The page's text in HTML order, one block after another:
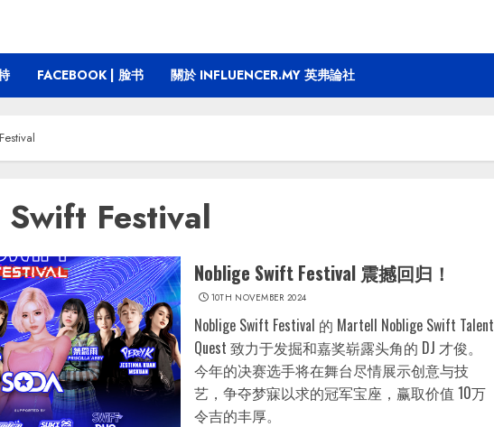
FACEBOOK | 脸书 關於 INFLUENCER.MY 英弗論社
Festival
Noblige Swift Festival 震撼回归！
10TH NOVEMBER 2024
Noblige Swift Festival 的 Martell Noblige Swift Talent
Quest 致力于发掘和嘉奖崭露头角的 DJ 才俊。
今年的决赛选手将在舞台尽情展示创意与技
艺，争夺梦寐以求的冠军宝座，赢取价值 10万
令吉的丰厚。